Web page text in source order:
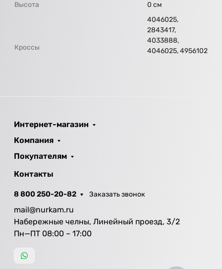
Высота 0 см
Кроссы
4046025,
2843417,
4033888,
4046025, 4956102
Интернет-магазин
Компания
Покупателям
Контакты
8 800 250-20-82 Заказать звонок
mail@nurkam.ru
Набережные челны, Линейный проезд, 3/2
Пн—ПТ 08:00 – 17:00